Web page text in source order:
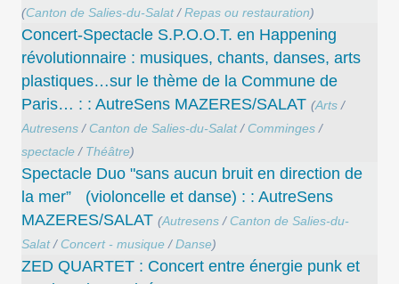
(Canton de Salies-du-Salat/Repas ou restauration)
Concert-Spectacle S.P.O.O.T. en Happening
révolutionnaire : musiques, chants, danses, arts
plastiques…sur le thème de la Commune de
Paris… : : AutreSens MAZERES/SALAT (Arts/
Autresens/ Canton de Salies-du-Salat/ Comminges/
spectacle/ Théâtre)
Spectacle Duo "sans aucun bruit en direction de
la mer” (violoncelle et danse) : : AutreSens
MAZERES/SALAT (Autresens/ Canton de Salies-du-
Salat/ Concert - musique/Danse)
ZED QUARTET : Concert entre énergie punk et